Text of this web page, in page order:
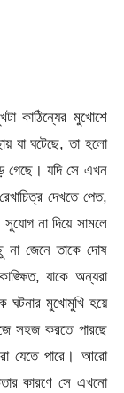
কাঠিন্যের মুখোশে
যা ঘটেছে, তা হলো
গেছে। যদি সে এখন
দেখতে পেত,
না দিয়ে সামলে
না জেনে তাকে দোষ
যাকে অন্যরা
ঘটনার মুখোমুখি হয়ে
সহজ করতে পারছে
যেতে পারে। আরো
কারণে সে এখনো